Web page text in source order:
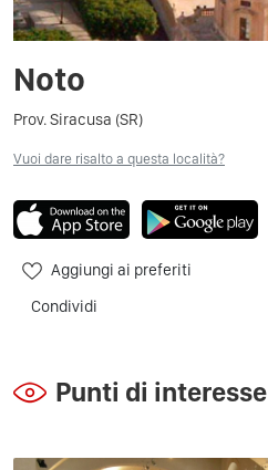
Noto
Prov. Siracusa (SR)
Vuoi dare risalto a questa località?
Aggiungi ai preferiti
Condividi
Punti di interesse